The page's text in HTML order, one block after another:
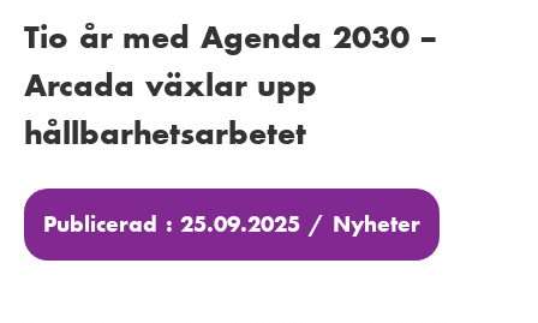
Tio år med Agenda 2030 –
Arcada växlar upp
hållbarhetsarbetet
Publicerad : 25.09.2025 / Nyheter